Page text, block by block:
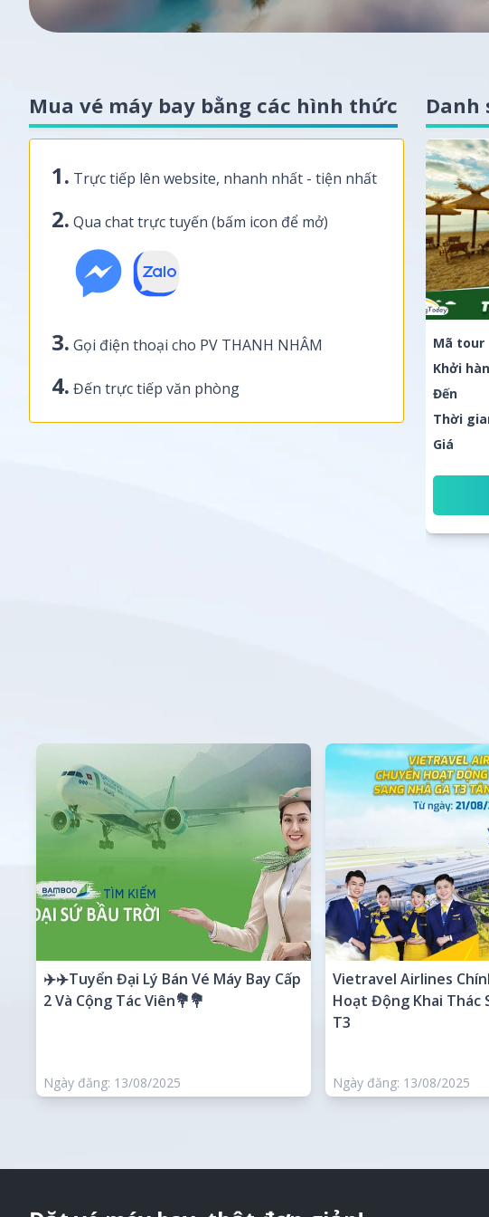
Mua vé máy bay bằng các hình thức
1. Trực tiếp lên website, nhanh nhất - tiện nhất
2. Qua chat trực tuyến (bấm icon để mở)
3. Gọi điện thoại cho PV THANH NHÂM
4. Đến trực tiếp văn phòng
Danh
Mã tour
Khởi
Đến
Thời
Giá
✈️✈️Tuyển Đại Lý Bán Vé Máy Bay Cấp
2 Và Cộng Tác Viên💐💐
Ngày đăng: 13/08/2025
Vietravel Airlines
Hoạt Động Khai Thác
T3
Ngày đăng: 13/08/2025